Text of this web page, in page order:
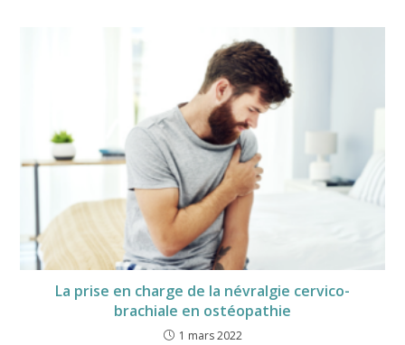
La prise en charge de la névralgie cervico-
brachiale en ostéopathie
1 mars 2022